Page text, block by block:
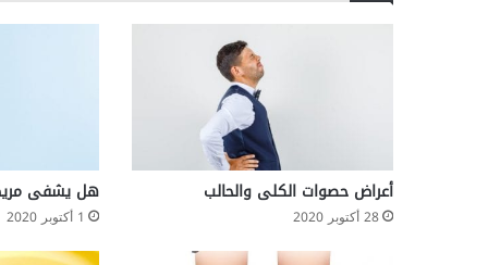
خ
ط
ة
أعراض حصوات الكلى والحالب
28 أكتوبر 2020
هل يشفى مريض
1 أكتوبر 2020